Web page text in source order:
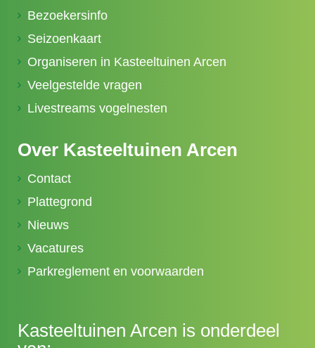
Bezoekersinfo
Seizoenkaart
Organiseren in Kasteeltuinen Arcen
Veelgestelde vragen
Livestreams vogelnesten
Over Kasteeltuinen Arcen
Contact
Plattegrond
Nieuws
Vacatures
Parkreglement en voorwaarden
Kasteeltuinen Arcen is onderdeel